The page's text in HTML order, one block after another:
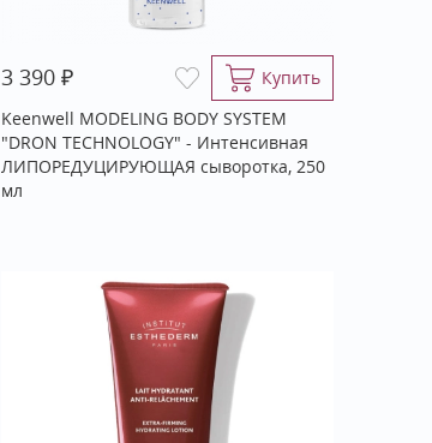
3 390₽
Купить
Keenwell MODELING BODY SYSTEM
"DRON TECHNOLOGY" - Интенсивная
ЛИПОРЕДУЦИРУЮЩАЯ сыворотка, 250
мл